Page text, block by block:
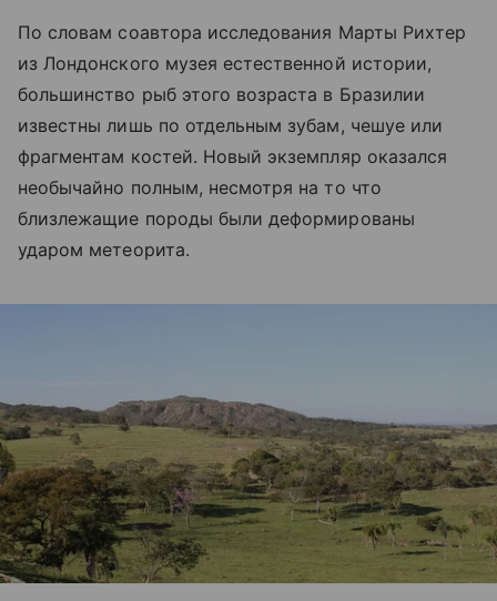
По словам соавтора исследования Марты Рихтер
из Лондонского музея естественной истории,
большинство рыб этого возраста в Бразилии
известны лишь по отдельным зубам, чешуе или
фрагментам костей. Новый экземпляр оказался
необычайно полным, несмотря на то что
близлежащие породы были деформированы
ударом метеорита.